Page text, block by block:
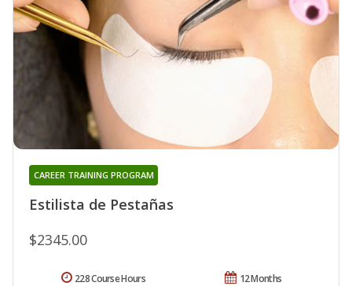
Estilista de Pestañas
CAREER TRAINING PROGRAM
$2345.00
12 Months
228 Course Hours